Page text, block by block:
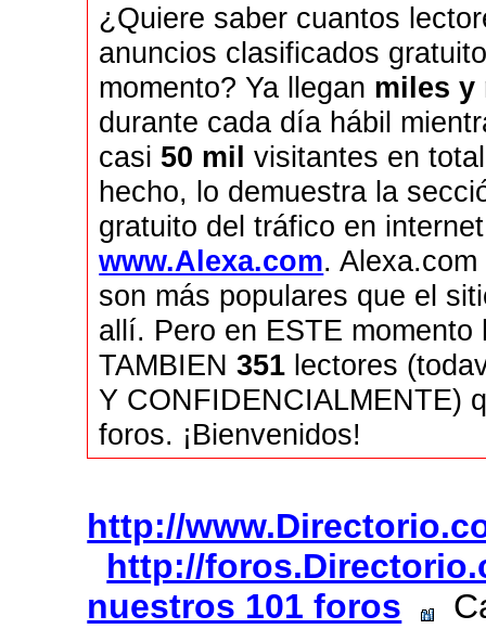
¿Quiere saber cuantos
anuncios clasificados
momento? Ya llegan miles y
durante cada día hábil
casi 50 mil visitantes en
hecho, lo demuestra la
gratuito del tráfico en
www.Alexa.com.
son más populares que el
allí. Pero en ESTE
TAMBIEN351 lectores
Y CONFIDENCIALMENTE)
foros. ¡Bienvenidos!
http://
http://
nuestros 101 foros